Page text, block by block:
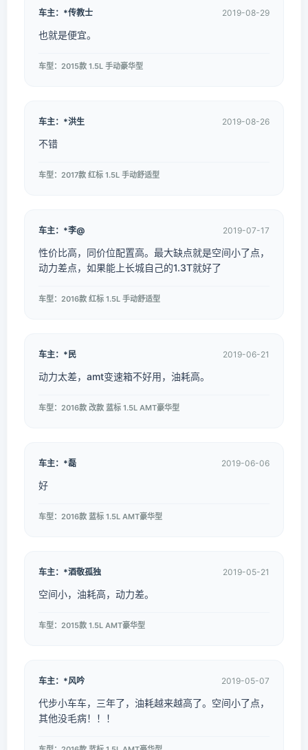
车主：*传教士 2019-08-29
也就是便宜。
车型：2015款 1.5L 手动豪华型
车主：*洪生 2019-08-26
不错
车型：2017款 红标 1.5L 手动舒适型
车主：*李@ 2019-07-17
性价比高，同价位配置高。最大缺点就是空间小了点，
动力差点，如果能上长城自己的1.3T就好了
车型：2016款 红标 1.5L 手动舒适型
车主：*民 2019-06-21
动力太差，amt变速箱不好用，油耗高。
车型：2016款 改款 蓝标 1.5L AMT豪华型
车主：*磊 2019-06-06
好
车型：2016款 蓝标 1.5L AMT豪华型
车主：*酒敬孤独 2019-05-21
空间小，油耗高，动力差。
车型：2015款 1.5L AMT豪华型
车主：*风吟 2019-05-07
代步小车车，三年了，油耗越来越高了。空间小了点，
其他没毛病！！！